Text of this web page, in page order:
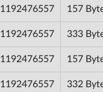
1192476557 157
1192476557 333
1192476557 157
1192476557 332